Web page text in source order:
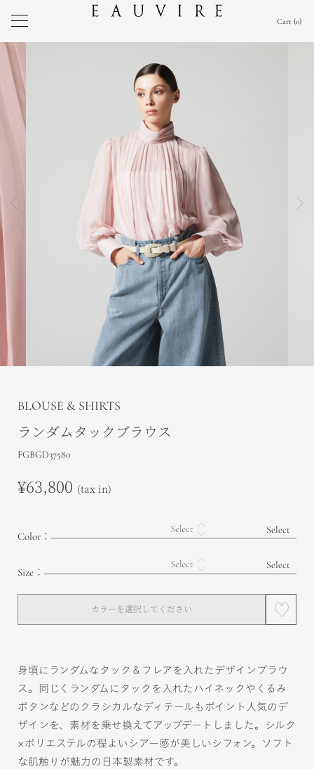
Cart 0
BLOUSE & SHIRTS
ランダムタックブラウス
FGBGD37580
¥63,800 (tax in)
Color：
Size：
カラーを選択してください
身頃にランダムなタック＆フレアを入れたデザインブラウ
ス。同じくランダムにタックを入れたハイネックやくるみ
ボタンなどのクラシカルなディテールもポイント人気のデ
ザインを、素材を乗せ換えてアップデートしました。シルク
×ポリエステルの程よいシアー感が美しいシフォン。ソフト
な肌触りが魅力の日本製素材です。